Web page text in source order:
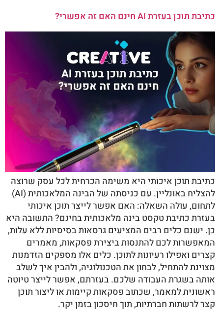
כתיבת תוכן בעזרת AI חינם האם זה אפשרי?
כתיבת תוכן איכותי היא משימה הכרחית לכל עסק שרוצה
להצליח באונליין. עם כניסתה של הבינה המלאכותית (AI)
לתחום, עולה השאלה: האם אפשר לייצר תוכן איכותי
בעזרת כתיבת טקסט בינה מלאכותית בחינם? התשובה היא
כן. ישנם כלים רבים המציעים גרסאות בסיסיות ללא עלות,
המאפשרות לכם להתנסות ביצירת פסקאות, מאמרים
קצרים ואפילו רעיונות לתוכן. כלים אלו מספקים הזדמנות
מצוינת להתחיל, לבחון את הטכנולוגיה, ולהבין איך לשלב
אותה בשגרת העבודה שלכם. בעזרתם, אפשר לייצר טיוטה
ראשונית למאמר, שכתוב פסקאות קיימות או ליצור תוכן
קצר לרשתות חברתיות, תוך חיסכון בזמן יקר.